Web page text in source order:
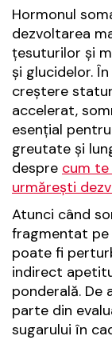
Hormonul
dezvoltarea
țesuturilor și
și glucidelor.
creștere
accelerat,
esențial
greutate și
despre cum
urmărești
Atunci când
fragmentat pe
poate fi
indirect
ponderală. De
parte din
sugarului în